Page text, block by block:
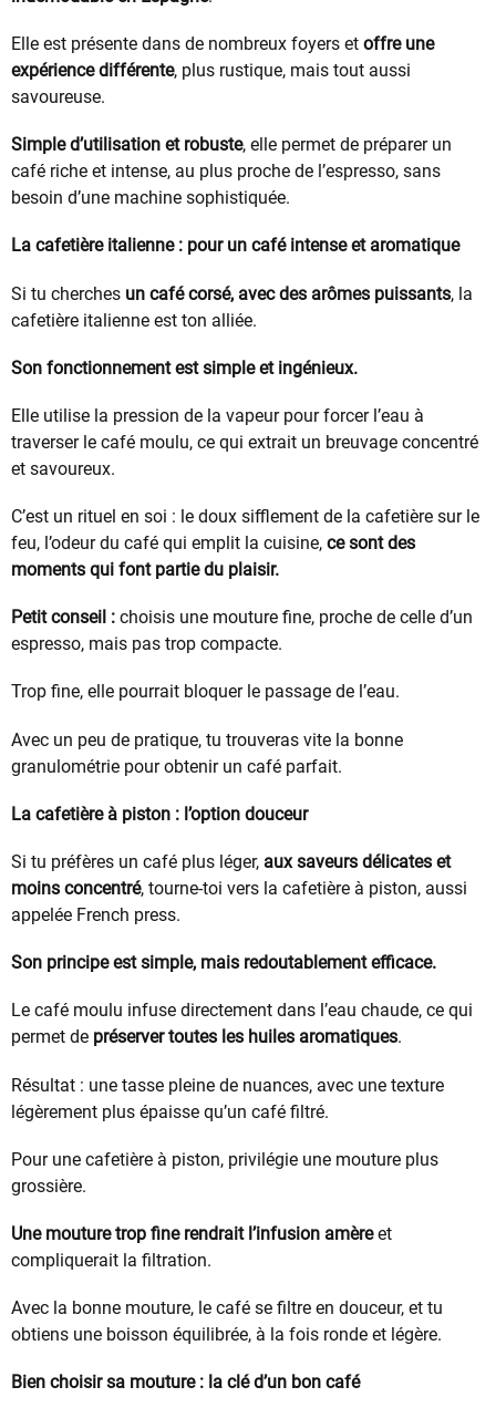
Elle est présente dans de nombreux foyers et offre une
expérience différente, plus rustique, mais tout aussi
savoureuse.
Simple d’utilisation et robuste, elle permet de préparer un
café riche et intense, au plus proche de l’espresso, sans
besoin d’une machine sophistiquée.
La cafetière italienne : pour un café intense et aromatique
Si tu cherches un café corsé, avec des arômes puissants, la
cafetière italienne est ton alliée.
Son fonctionnement est simple et ingénieux.
Elle utilise la pression de la vapeur pour forcer l’eau à
traverser le café moulu, ce qui extrait un breuvage concentré
et savoureux.
C’est un rituel en soi : le doux sifflement de la cafetière sur le
feu, l’odeur du café qui emplit la cuisine, ce sont des
moments qui font partie du plaisir.
Petit conseil : choisis une mouture fine, proche de celle d’un
espresso, mais pas trop compacte.
Trop fine, elle pourrait bloquer le passage de l’eau.
Avec un peu de pratique, tu trouveras vite la bonne
granulométrie pour obtenir un café parfait.
La cafetière à piston : l’option douceur
Si tu préfères un café plus léger, aux saveurs délicates et
moins concentré, tourne-toi vers la cafetière à piston, aussi
appelée French press.
Son principe est simple, mais redoutablement efficace.
Le café moulu infuse directement dans l’eau chaude, ce qui
permet de préserver toutes les huiles aromatiques.
Résultat : une tasse pleine de nuances, avec une texture
légèrement plus épaisse qu’un café filtré.
Pour une cafetière à piston, privilégie une mouture plus
grossière.
Une mouture trop fine rendrait l’infusion amèreet
compliquerait la filtration.
Avec la bonne mouture, le café se filtre en douceur, et tu
obtiens une boisson équilibrée, à la fois ronde et légère.
Bien choisir sa mouture : la clé d’un bon café